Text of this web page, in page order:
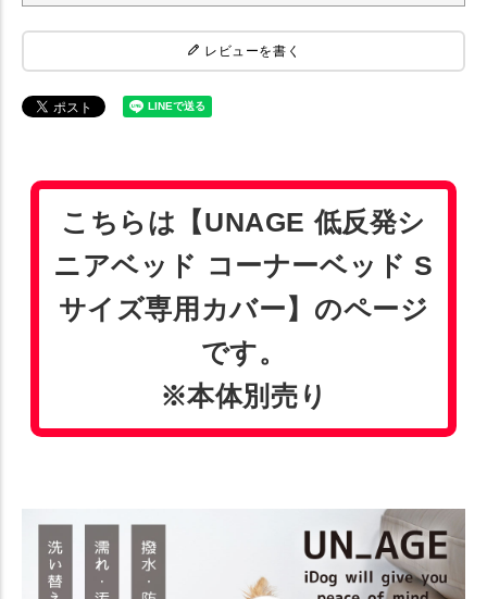
レビューを書く
こちらは【UNAGE 低反発シ
ニアベッド コーナーベッド S
サイズ専用カバー】のページ
です。
※本体別売り